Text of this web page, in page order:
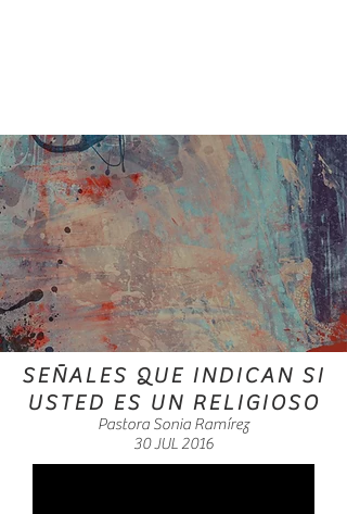
Pastora Sonia Ramírez
30 JUL 2016
SEÑALES QUE INDICAN SI
USTED ES UN RELIGIOSO